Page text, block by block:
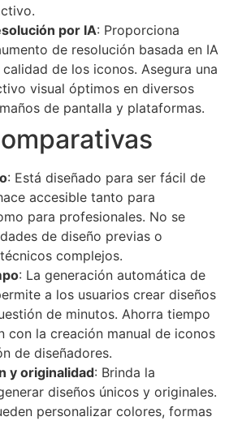
por IA: Proporciona
de resolución basada en IA
de los iconos. Asegura una
visual óptimos en diversos
de pantalla y plataformas.
: Está diseñado para ser fácil de
accesible tanto para
para profesionales. No se
de diseño previas o
complejos.
: La generación automática de
a los usuarios crear diseños
de minutos. Ahorra tiempo
con la creación manual de iconos
de diseñadores.
y originalidad: Brinda la
diseños únicos y originales.
personalizar colores, formas